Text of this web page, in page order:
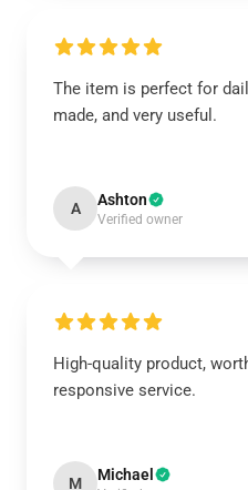
The item is perfect for
made, and very useful.
A Ashton
Verified owner
High-quality product,
responsive service.
M Michael